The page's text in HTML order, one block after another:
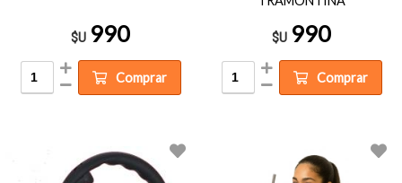
$U 990
Comprar
$U 990
Comprar